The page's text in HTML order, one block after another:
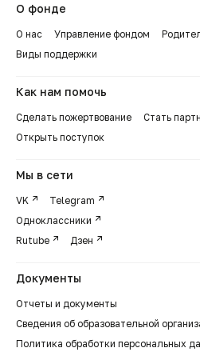
О фонде
О нас Управление фондом
Виды поддержки
Как нам помочь
Сделать пожертвование Стать
Открыть поступок
Мы в сети
VK
Telegram
Одноклассники
Rutube
Дзен
Документы
Отчеты и документы
Сведения об образовательной
Политика обработки персональных